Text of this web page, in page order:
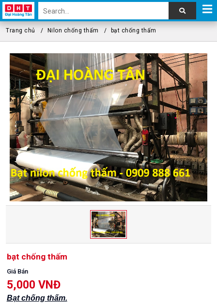
Trang chủ Nilon chống thấm bạt chống thấm
bạt chống thấm
Giá Bán
5,000 VNĐ
Bạt chống thấm.